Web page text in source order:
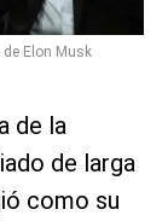
Elon Musk
de la
de larga
como su